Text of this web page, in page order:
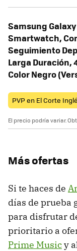
Samsung
Smartwatch,
Seguimiento
Larga Duración,
Color Negro
PVP en El Corte
El precio podría variar.
Más ofertas
Si te haces de
días de prueba
para disfrutar
prioritario a
Prime Musicy